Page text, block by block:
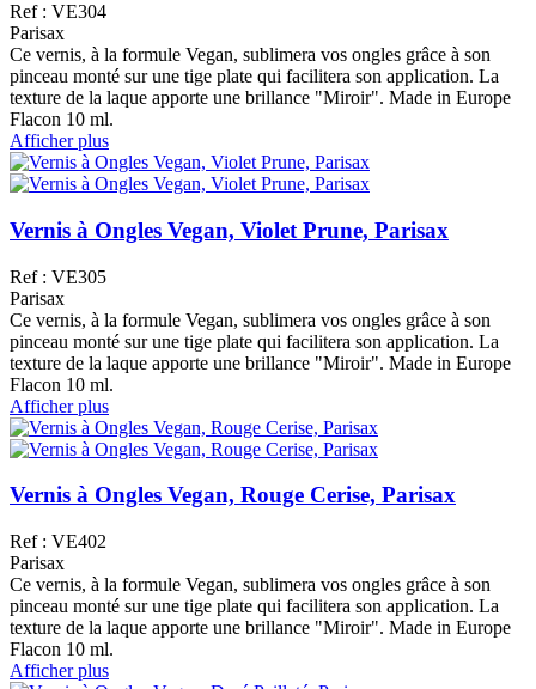
Ref : VE304
Parisax
Ce vernis, à la formule Vegan, sublimera vos ongles grâce à son
pinceau monté sur une tige plate qui facilitera son application. La
texture de la laque apporte une brillance "Miroir". Made in Europe
Flacon 10 ml.
Afficher plus
Vernis à Ongles Vegan, Violet Prune, Parisax
Ref : VE305
Parisax
Ce vernis, à la formule Vegan, sublimera vos ongles grâce à son
pinceau monté sur une tige plate qui facilitera son application. La
texture de la laque apporte une brillance "Miroir". Made in Europe
Flacon 10 ml.
Afficher plus
Vernis à Ongles Vegan, Rouge Cerise, Parisax
Ref : VE402
Parisax
Ce vernis, à la formule Vegan, sublimera vos ongles grâce à son
pinceau monté sur une tige plate qui facilitera son application. La
texture de la laque apporte une brillance "Miroir". Made in Europe
Flacon 10 ml.
Afficher plus